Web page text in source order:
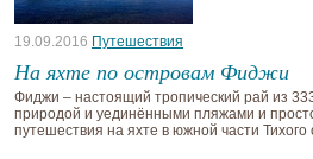
19.09.2016 Путешествия
На яхте по островам Фиджи
Фиджи – настоящий тропический рай из
природой и уединёнными пляжами и
путешествия на яхте в южной части Тихого